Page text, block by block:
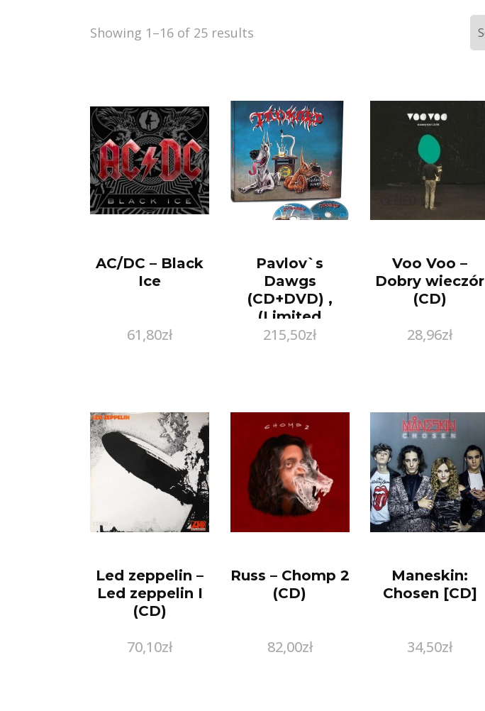
Showing 1–16 of 25 results
AC/DC – Black
Ice
61,80zł
Pavlov`s
Dawgs
(CD+DVD) ,
(Limited
Edition)
215,50zł
Voo Voo –
Dobry wieczór
(CD)
28,96zł
Led zeppelin –
Led zeppelin I
(CD)
70,10zł
Russ – Chomp 2
(CD)
82,00zł
Maneskin:
Chosen [CD]
34,50zł